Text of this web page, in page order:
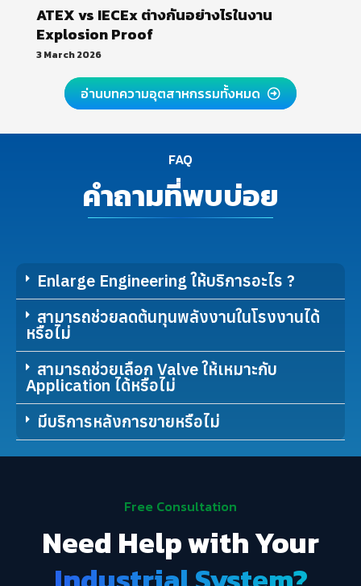
ATEX vs IECEx ต่างกันอย่างไรในงาน
Explosion Proof
3 March 2026
อ่านบทความอุตสาหกรรมทั้งหมด
FAQ
คำถามที่พบบ่อย
Enlarge Engineering ให้บริการอะไร ?
สามารถช่วยลดต้นทุนพลังงานในโรงงานได้
หรือไม่
สามารถช่วยเลือก Valve ให้เหมาะกับ
Application ได้หรือไม่
มีบริการหลังการขายหรือไม่
Free Consultation
Need Help with Your